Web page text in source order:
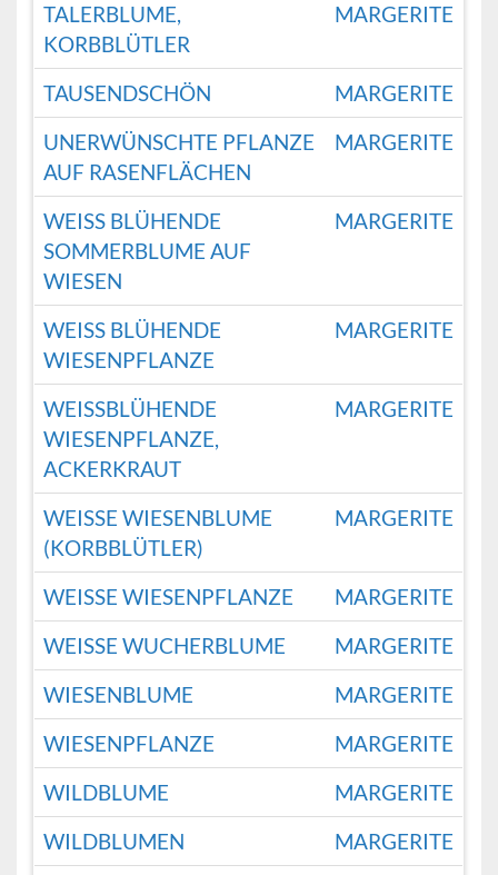
TALERBLUME,
KORBBLÜTLER
MARGERITE
TAUSENDSCHÖN
MARGERITE
UNERWÜNSCHTE PFLANZE
AUF RASENFLÄCHEN
MARGERITE
WEISS BLÜHENDE S
OMMERBLUME AUF W
IESEN
MARGERITE
WEISS BLÜHENDE W
IESENPFLANZE
MARGERITE
WEISSBLÜHENDE W
IESENPFLANZE, A
CKERKRAUT
MARGERITE
WEISSE WIESENBLUME (
KORBBLÜTLER)
MARGERITE
WEISSE WIESENPFLANZE
MARGERITE
WEISSE WUCHERBLUME
MARGERITE
WIESENBLUME
MARGERITE
WIESENPFLANZE
MARGERITE
WILDBLUME
MARGERITE
WILDBLUMEN
MARGERITE